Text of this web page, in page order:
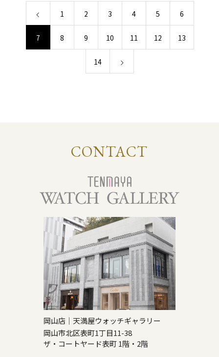
1 2 3 4 5 6
7 8 9 10 11 12 13
14
CONTACT
岡山店｜天満屋ウォッチギャラリー
岡山市北区表町1丁目11-38
ザ・コートヤード表町 1階・2階